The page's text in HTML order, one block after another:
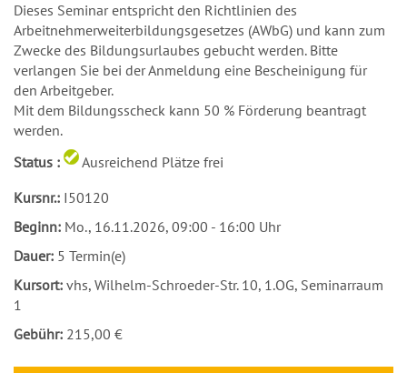
Dieses Seminar entspricht den Richtlinien des
Arbeitnehmerweiterbildungsgesetzes (AWbG) und kann zum
Zwecke des Bildungsurlaubes gebucht werden. Bitte
verlangen Sie bei der Anmeldung eine Bescheinigung für
den Arbeitgeber.
Mit dem Bildungsscheck kann 50 % Förderung beantragt
werden.
Status :
Ausreichend Plätze frei
Kursnr.: I50120
Beginn: Mo., 16.11.2026, 09:00 - 16:00 Uhr
Dauer: 5 Termin(e)
Kursort: vhs, Wilhelm-Schroeder-Str. 10, 1.OG, Seminarraum
1
Gebühr: 215,00 €